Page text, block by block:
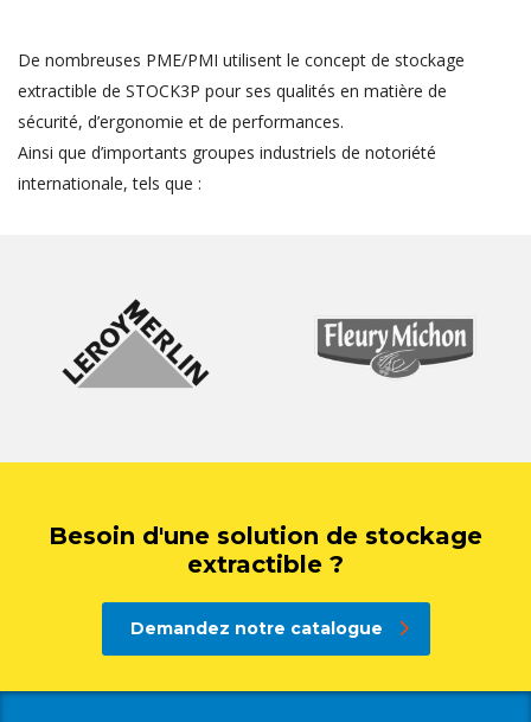
De nombreuses PME/PMI utilisent le concept de stockage
extractible de STOCK3P pour ses qualités en matière de
sécurité, d’ergonomie et de performances.
Ainsi que d’importants groupes industriels de notoriété
internationale, tels que :
Besoin d'une solution de stockage
extractible ?
Demandez notre catalogue